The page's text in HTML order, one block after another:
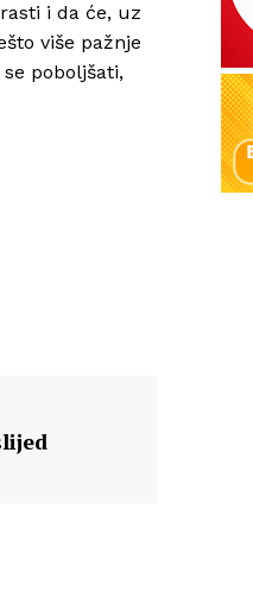
i da će, uz
više pažnje
poboljšati,